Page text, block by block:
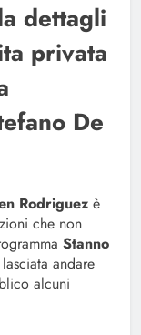
dettagli
privata
De
Rodriguez è
che non
Stanno
andare
alcuni